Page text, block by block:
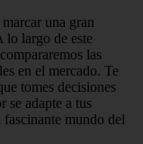
una gran
lo largo de este
las
en el mercado. Te
tomes decisiones
se adapte a tus
fascinante mundo del